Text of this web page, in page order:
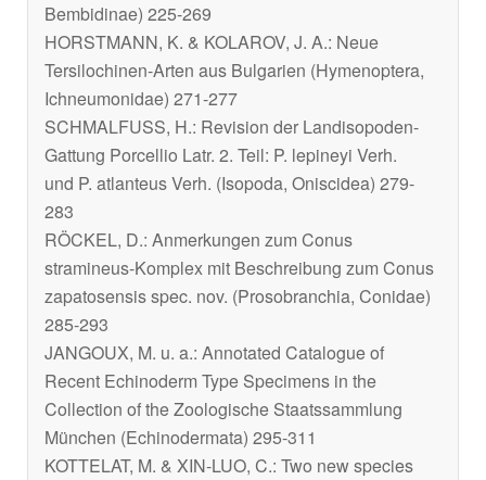
Bembidinae) 225-269
HORSTMANN, K. & KOLAROV, J. A.: Neue
Tersilochinen-Arten aus Bulgarien (Hymenoptera,
Ichneumonidae) 271-277
SCHMALFUSS, H.: Revision der Landisopoden-
Gattung Porcellio Latr. 2. Teil: P. lepineyi Verh.
und P. atlanteusVerh. (Isopoda, Oniscidea) 279-
283
RÖCKEL, D.: Anmerkungen zum Conus
stramineus-Komplex mit Beschreibung zum Conus
zapatosensisspec. nov. (Prosobranchia, Conidae)
285-293
JANGOUX, M. u. a.: Annotated Catalogue of
Recent Echinoderm Type Specimens in the
Collection of the Zoologische Staatssammlung
München (Echinodermata) 295-311
KOTTELAT, M. & XIN-LUO, C.: Two new species